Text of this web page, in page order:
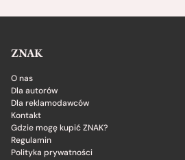
ZNAK
O nas
Dla autorów
Dla reklamodawców
Kontakt
Gdzie mogę kupić ZNAK?
Regulamin
Polityka prywatności